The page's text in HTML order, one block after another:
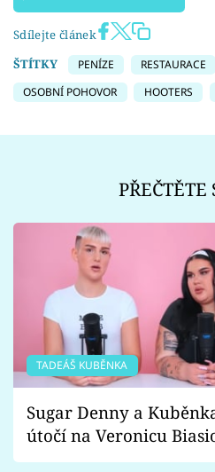
Sdílejte článek
ŠTÍTKY
PENÍZE RESTAURACE
OSOBNÍ POHOVOR
HOOTERS
PŘEČTĚTE
TADEÁŠ KUBĚNKA
Sugar Denny a
útočí na Veronicu
Proč je podle nich